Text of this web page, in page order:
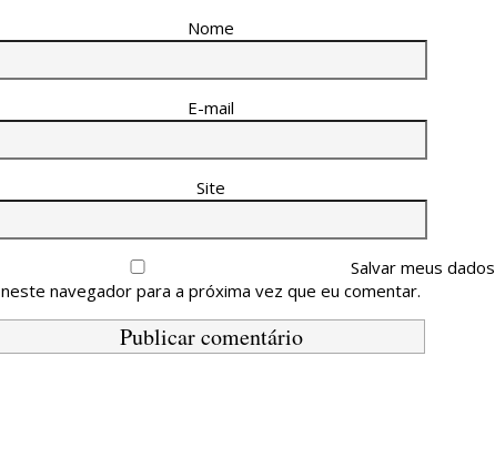
Nome
E-mail
Site
Salvar meus dados
neste navegador para a próxima vez que eu comentar.